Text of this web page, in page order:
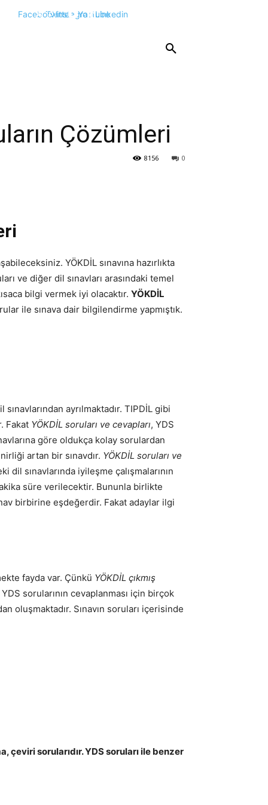
FacebookTwitter
InstagramYoutubeLinkedin
Çözümleri
0
8156
YÖKDİL sınavına hazırlıkta
ve diğer dil sınavları arasındaki temel
bilgi vermek iyi olacaktır. YÖKDİL
ile sınava dair bilgilendirme yapmıştık.
ayrılmaktadır. TIPDİL gibi
Fakat YÖKDİL soruları ve cevapları, YDS
göre oldukça kolay sorulardan
artan bir sınavdır. YÖKDİL soruları ve
dil sınavlarında iyileşme çalışmalarının
süre verilecektir. Bununla birlikte
birbirine eşdeğerdir. Fakat adaylar ilgi
fayda var. Çünkü YÖKDİL çıkmış
sorularının cevaplanması için birçok
oluşmaktadır. Sınavın soruları içerisinde
sorularıdır. YDS soruları ile benzer